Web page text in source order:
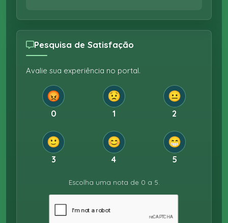
Pesquisa de Satisfação
Avalie sua experiência no portal.
😡
0
😟
1
😐
2
🙂
3
😊
4
😁
5
Escolha uma nota de 0 a 5.